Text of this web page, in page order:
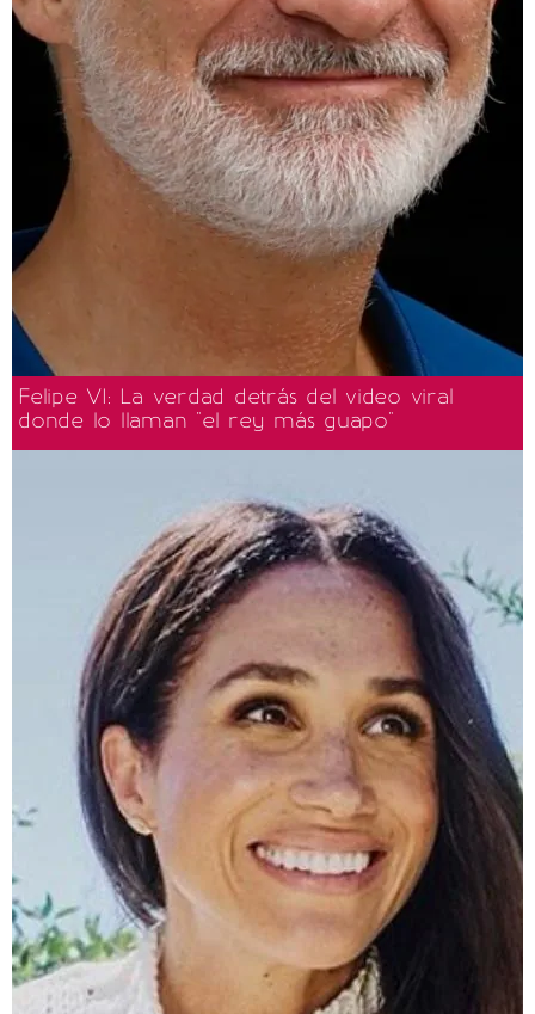
Felipe VI: La verdad detrás del video viral
donde lo llaman "el rey más guapo"